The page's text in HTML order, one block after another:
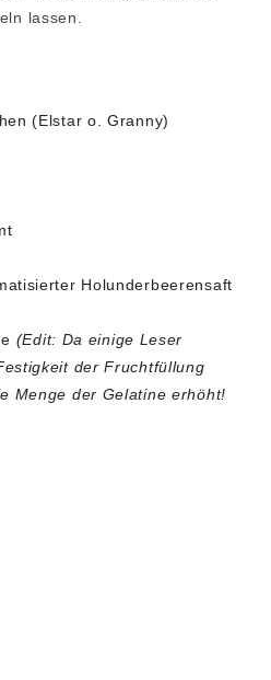
lassen.
(Elstar o. Granny)
Holunderbeerensaft
(Edit: Da einige Leser
der Fruchtfüllung
Menge der Gelatine erhöht!